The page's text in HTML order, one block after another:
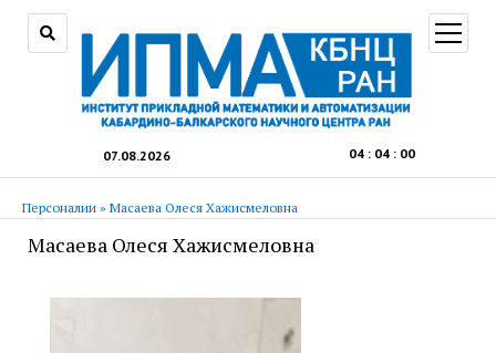
07.08.2026 04 : 04 : 01
меню
Персоналии » Масаева Олеся Хажисмеловна
Масаева Олеся Хажисмеловна